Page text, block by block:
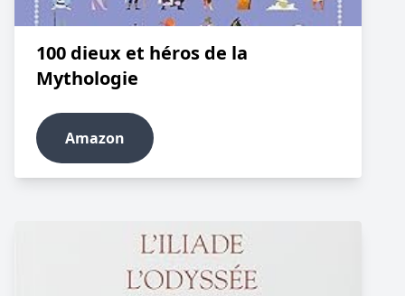
100 dieux et héros de la
Mythologie
Amazon